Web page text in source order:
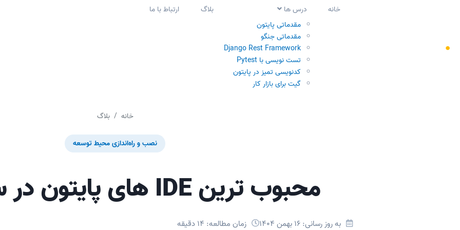
خانه
درس ها
مقدماتی پایتون
مقدماتی جنگو
Django Rest Framework
تست نویسی با Pytest
کدنویسی تمیز در پایتون
گیت برای بازار کار
بلاگ ارتباط با ما
خانه بلاگ
نصب و راه‌اندازی محیط توسعه
محبوب ترین IDE های پایتون در سال 2026
به روز رسانی: 16 بهمن 1404 زمان مطالعه: 14 دقیقه